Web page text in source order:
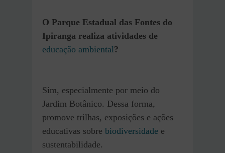
O Parque Estadual das Fontes do
Ipiranga realiza atividades de
educação ambiental?
Sim, especialmente por meio do
Jardim Botânico. Dessa forma,
promove trilhas, exposições e ações
educativas sobre biodiversidade e
sustentabilidade.